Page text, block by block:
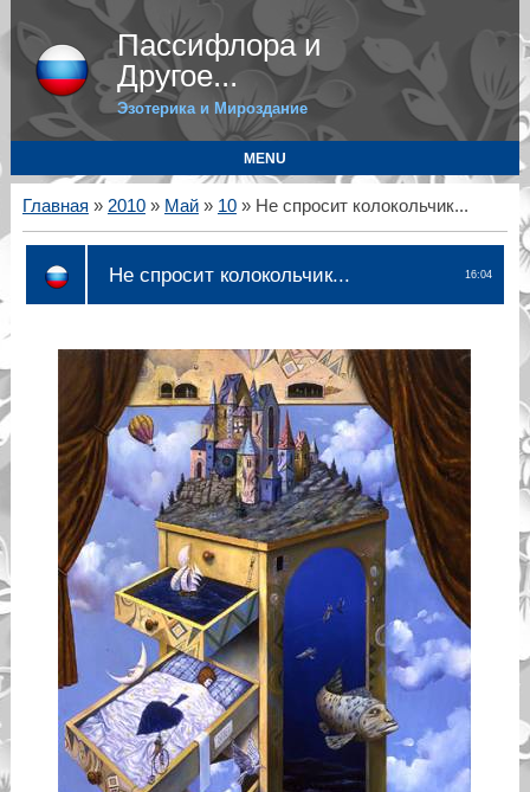
Пассифлора и
Другое...
Эзотерика и Мироздание
MENU
Главная » 2010 » Май » 10» Не спросит колокольчик...
16:04
Не спросит колокольчик...